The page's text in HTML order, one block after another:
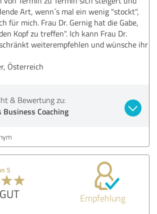
Art, wenn´s mal ein wenig "stockt",
für mich. Frau Dr. Gernig hat die Gabe,
Kopf zu treffen". Ich kann Frau Dr.
weiterempfehlen und wünsche ihr
Österreich
& Bewertung zu:
Coaching
5
Empfehlung